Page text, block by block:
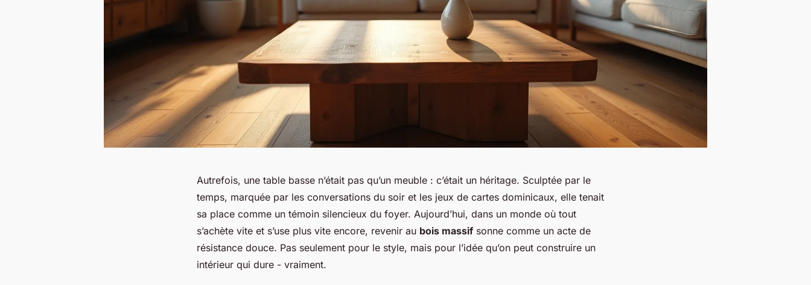
Autrefois, une table basse n’était pas qu’un meuble : c’était un héritage. Sculptée par le
temps, marquée par les conversations du soir et les jeux de cartes dominicaux, elle tenait
sa place comme un témoin silencieux du foyer. Aujourd’hui, dans un monde où tout
s’achète vite et s’use plus vite encore, revenir au bois massif sonne comme un acte de
résistance douce. Pas seulement pour le style, mais pour l’idée qu’on peut construire un
intérieur qui dure - vraiment.